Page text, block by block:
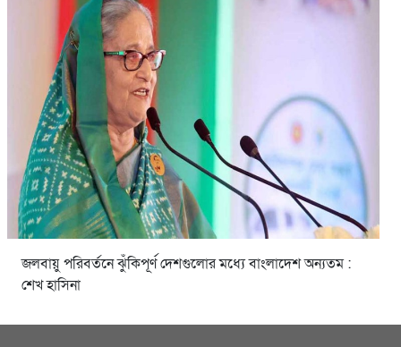
জলবায়ু পরিবর্তনে ঝুঁকিপূর্ণ দেশগুলোর মধ্যে বাংলাদেশ অন্যতম :
শেখ হাসিনা